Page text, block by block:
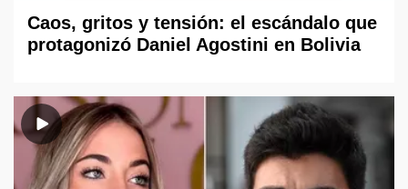
Caos, gritos y tensión: el escándalo que
protagonizó Daniel Agostini en Bolivia